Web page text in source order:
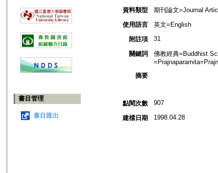
書目管理
書目匯出
資料類型
期刊論文=Journal
使用語言
英文=English
附註項
31
關鍵詞
佛教經典=Buddhist
摘要
點閱次數 907
建檔日期 1998.04.28